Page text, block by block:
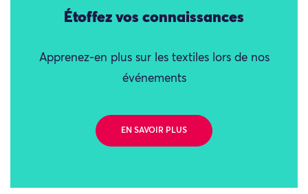
Étoffez vos connaissances
Apprenez-en plus sur les textiles lors de nos
événements
EN SAVOIR PLUS